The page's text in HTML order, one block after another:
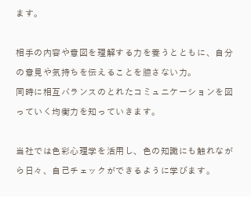
ます。
相手の内容や意図を理解する力を養うとともに、自分
の意見や気持ちを伝えることを臆さない力。
同時に相互バランスのとれたコミュニケーションを図
っていく均衡力を知っていきます。
当社では色彩心理学を活用し、色の知識にも触れなが
ら日々、自己チェックができるように学びます。